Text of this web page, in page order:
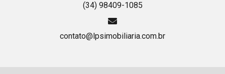
(34) 98409-1085
contato@lpsimobiliaria.com.br